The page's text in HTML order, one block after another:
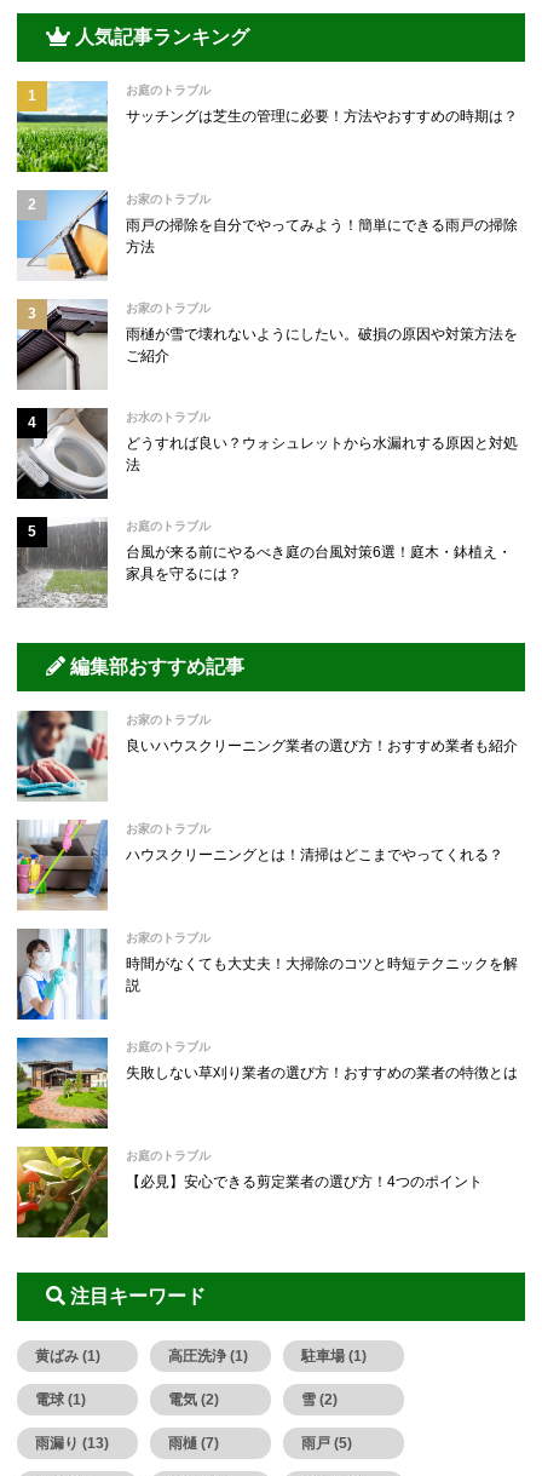
人気記事ランキング
お庭のトラブル
サッチングは芝生の管理に必要！方法やおすすめの時期は？
お家のトラブル
雨戸の掃除を自分でやってみよう！簡単にできる雨戸の掃除
方法
お家のトラブル
雨樋が雪で壊れないようにしたい。破損の原因や対策方法を
ご紹介
お水のトラブル
どうすれば良い？ウォシュレットから水漏れする原因と対処
法
お庭のトラブル
台風が来る前にやるべき庭の台風対策6選！庭木・鉢植え・
家具を守るには？
編集部おすすめ記事
お家のトラブル
良いハウスクリーニング業者の選び方！おすすめ業者も紹介
お家のトラブル
ハウスクリーニングとは！清掃はどこまでやってくれる？
お家のトラブル
時間がなくても大丈夫！大掃除のコツと時短テクニックを解
説
お庭のトラブル
失敗しない草刈り業者の選び方！おすすめの業者の特徴とは
お庭のトラブル
【必見】安心できる剪定業者の選び方！4つのポイント
注目キーワード
黄ばみ (1) 高圧洗浄 (1) 駐車場 (1)
電球 (1) 電気 (2) 雪 (2)
雨漏り (13) 雨樋 (7) 雨戸 (5)